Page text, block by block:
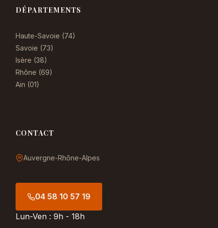
DÉPARTEMENTS
Haute-Savoie (74)
Savoie (73)
Isère (38)
Rhône (69)
Ain (01)
CONTACT
Auvergne-Rhône-Alpes
04 58 10 57 19
Lun-Ven : 9h - 18h